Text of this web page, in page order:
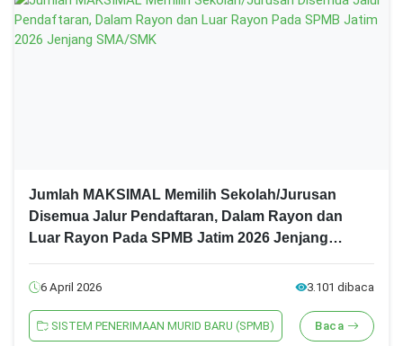
Jumlah MAKSIMAL Memilih Sekolah/Jurusan
Disemua Jalur Pendaftaran, Dalam Rayon dan
Luar Rayon Pada SPMB Jatim 2026 Jenjang
6 April 2026 3.101 dibaca
SISTEM PENERIMAAN MURID BARU (SPMB) Baca